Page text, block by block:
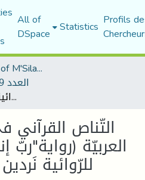
All of
DSpace Statistics Profils
Scientific Journals of M'Sila University
العدد 09
التّناص القرآني في الروية النّسويّة العربيّة (رواية"ربّ إني وضعتها أنثى" للرّوائية نَردين أبو نَبعة أنموذجا)
التّناص القرآني
العربيّة
للرّوائية